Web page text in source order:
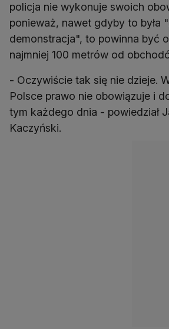
policja nie wykonuje swoich
ponieważ, nawet gdyby to była
demonstracja", to powinna być
najmniej 100 metrów od
- Oczywiście tak się nie dzieje.
Polsce prawo nie obowiązuje i
tym każdego dnia - powiedział
Kaczyński.